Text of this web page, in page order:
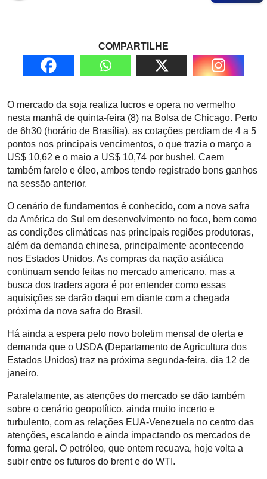
COMPARTILHE
O mercado da soja realiza lucros e opera no vermelho
nesta manhã de quinta-feira (8) na Bolsa de Chicago. Perto
de 6h30 (horário de Brasília), as cotações perdiam de 4 a 5
pontos nos principais vencimentos, o que trazia o março a
US$ 10,62 e o maio a US$ 10,74 por bushel. Caem
também farelo e óleo, ambos tendo registrado bons ganhos
na sessão anterior.
O cenário de fundamentos é conhecido, com a nova safra
da América do Sul em desenvolvimento no foco, bem como
as condições climáticas nas principais regiões produtoras,
além da demanda chinesa, principalmente acontecendo
nos Estados Unidos. As compras da nação asiática
continuam sendo feitas no mercado americano, mas a
busca dos traders agora é por entender como essas
aquisições se darão daqui em diante com a chegada
próxima da nova safra do Brasil.
Há ainda a espera pelo novo boletim mensal de oferta e
demanda que o USDA (Departamento de Agricultura dos
Estados Unidos) traz na próxima segunda-feira, dia 12 de
janeiro.
Paralelamente, as atenções do mercado se dão também
sobre o cenário geopolítico, ainda muito incerto e
turbulento, com as relações EUA-Venezuela no centro das
atenções, escalando e ainda impactando os mercados de
forma geral. O petróleo, que ontem recuava, hoje volta a
subir entre os futuros do brent e do WTI.